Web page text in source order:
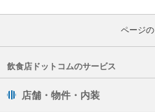
ページ
飲食店ドットコムのサービス
店舗・物件・内装